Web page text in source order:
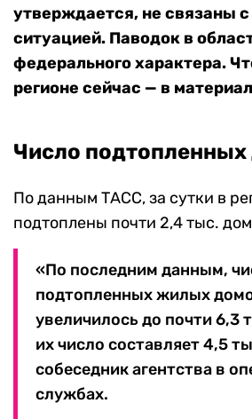
утверждается, не связаны
ситуацией. Паводок в
федерального характера.
регионе сейчас — в
Число
По данным ТАСС, за сутки в
подтоплены почти 2,4 тыс.
«По последним данным,
подтопленных жилых
увеличилось до почти 6,3
их число составляет 4,5
собеседник агентства в
службах.